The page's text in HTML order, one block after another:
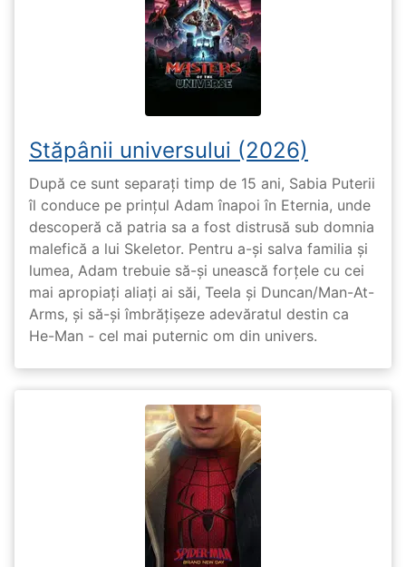
Stăpânii universului (2026)
După ce sunt separați timp de 15 ani, Sabia Puterii
îl conduce pe prințul Adam înapoi în Eternia, unde
descoperă că patria sa a fost distrusă sub domnia
malefică a lui Skeletor. Pentru a-și salva familia și
lumea, Adam trebuie să-și unească forțele cu cei
mai apropiați aliați ai săi, Teela și Duncan/Man-At-
Arms, și să-și îmbrățișeze adevăratul destin ca
He-Man - cel mai puternic om din univers.